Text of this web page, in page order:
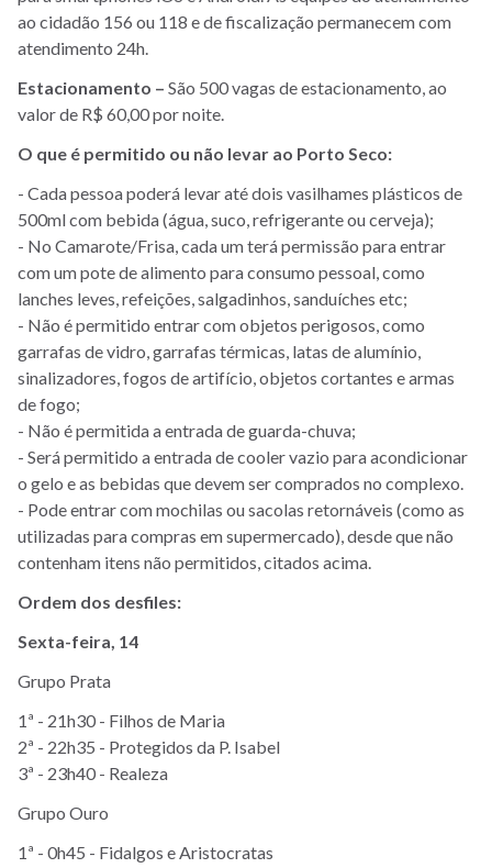
ao cidadão 156 ou 118 e de fiscalização permanecem com
atendimento 24h.
Estacionamento – São 500 vagas de estacionamento, ao
valor de R$ 60,00 por noite.
O que é permitido ou não levar ao Porto Seco:
- Cada pessoa poderá levar até dois vasilhames plásticos de
500ml com bebida (água, suco, refrigerante ou cerveja);
- No Camarote/Frisa, cada um terá permissão para entrar
com um pote de alimento para consumo pessoal, como
lanches leves, refeições, salgadinhos, sanduíches etc;
- Não é permitido entrar com objetos perigosos, como
garrafas de vidro, garrafas térmicas, latas de alumínio,
sinalizadores, fogos de artifício, objetos cortantes e armas
de fogo;
- Não é permitida a entrada de guarda-chuva;
- Será permitido a entrada de cooler vazio para acondicionar
o gelo e as bebidas que devem ser comprados no complexo.
- Pode entrar com mochilas ou sacolas retornáveis (como as
utilizadas para compras em supermercado), desde que não
contenham itens não permitidos, citados acima.
Ordem dos desfiles:
Sexta-feira, 14
Grupo Prata
1ª - 21h30 - Filhos de Maria
2ª - 22h35 - Protegidos da P. Isabel
3ª - 23h40 - Realeza
Grupo Ouro
1ª - 0h45 - Fidalgos e Aristocratas